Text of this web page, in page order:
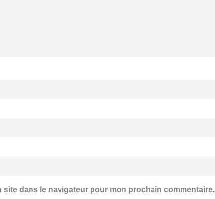
site dans le navigateur pour mon prochain commentaire.